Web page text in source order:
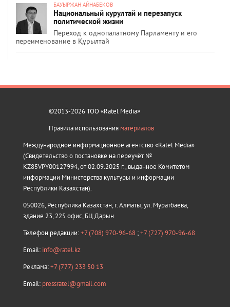
БАУЫРЖАН АЙНАБЕКОВ
Национальный курултай и перезапуск
политической жизни
Переход к однопалатному Парламенту и его
переименование в Құрылтай
©2013-2026 ТОО «Ratel Media»
Правила использования материалов
Международное информационное агентство «Ratel Media»
(Свидетельство о постановке на переучёт №
KZ85VPY00127994, от 02.09.2025 г., выданное Комитетом
информации Министерства культуры и информации
Республики Казахстан).
050026, Республика Казахстан, г. Алматы, ул. Муратбаева,
здание 23, 225 офис, БЦ Дарын
Телефон редакции:+7 (708) 970-96-68 ;+7 (727) 970-96-68
Email: info@ratel.kz
Реклама:+7 (777) 233 50 13
Email: pressratel@gmail.com